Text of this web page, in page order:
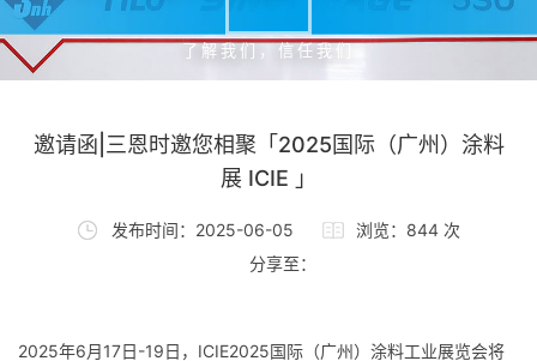
了解我们，信任我们
邀请函|三恩时邀您相聚「2025国际（广州）涂料
展 ICIE 」
发布时间：2025-06-05
浏览：844 次
分享至：
2025年6月17日-19日，ICIE2025国际（广州）涂料工业展览会将